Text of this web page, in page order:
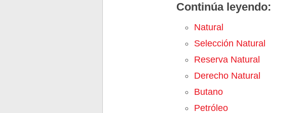
Continúa leyendo:
Natural
Selección Natural
Reserva Natural
Derecho Natural
Butano
Petróleo